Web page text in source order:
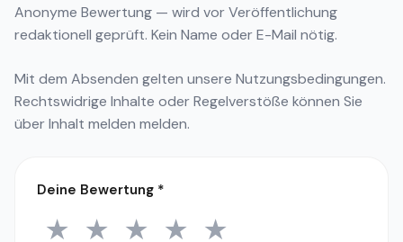
Anonyme Bewertung — wird vor Veröffentlichung
redaktionell geprüft. Kein Name oder E-Mail nötig.
Mit dem Absenden gelten unsere Nutzungsbedingungen.
Rechtswidrige Inhalte oder Regelverstöße können Sie
überInhalt melden melden.
Deine Bewertung *
★ ★ ★ ★ ★